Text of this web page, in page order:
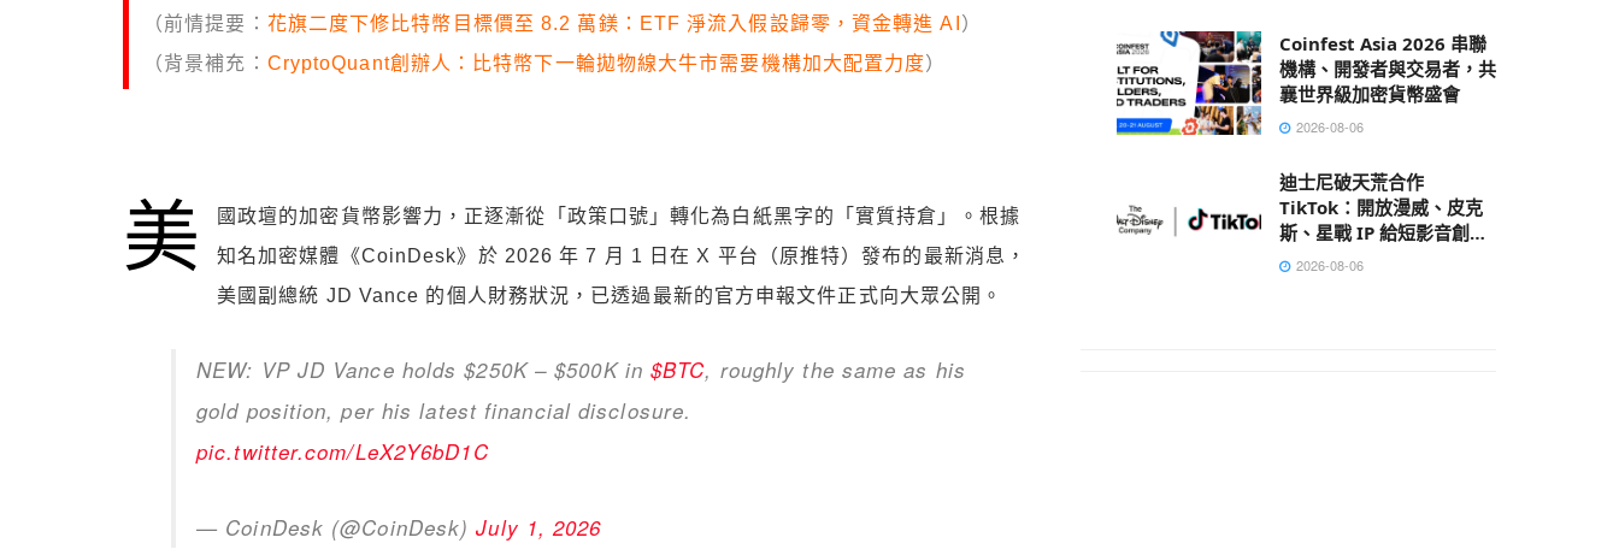
（前情提要： 花旗二度下修比特幣目標價至 8.2 萬鎂：ETF 淨流入假設歸零，資金轉進 AI ）
（背景補充： CryptoQuant創辦人：比特幣下一輪拋物線大牛市需要機構加大配置力度）
美
國政壇的加密貨幣影響力，正逐漸從「政策口號」轉化為白紙黑字的「實質持倉」。根據
知名加密媒體《CoinDesk》於 2026 年 7 月 1 日在 X 平台（原推特）發布的最新消息，
美國副總統 JD Vance 的個人財務狀況，已透過最新的官方申報文件正式向大眾公開。
NEW: VP JD Vance holds $250K – $500K in$BTC, roughly the same as his
gold position, per his latest financial disclosure.
pic.twitter.com/LeX2Y6bD1C
— CoinDesk (@CoinDesk)July 1, 2026
Coinfest Asia 2026 串聯
機構、開發者與交易者，共
襄世界級加密貨幣盛會
2026-08-06
迪士尼破天荒合作
TikTok：開放漫威、皮克
斯、星戰 IP 給短影音創作
者2026-08-06